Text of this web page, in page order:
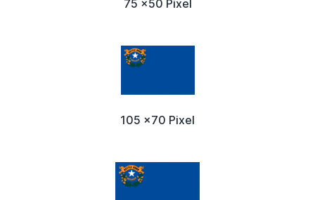
75 x50 Pixel
105 x70 Pixel